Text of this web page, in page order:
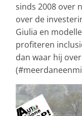
sinds 2008 over
over de
Giulia en
profiteren
dan waar hij